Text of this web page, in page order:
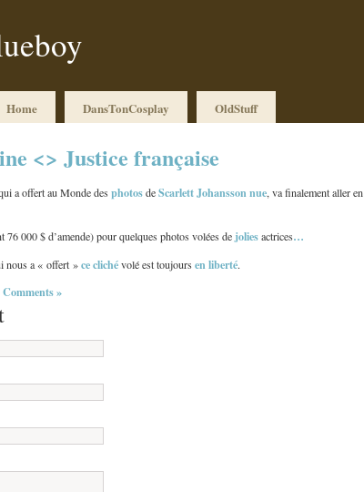
Home DansTonCosplay OldStuff
<> Justice française
a offert au Monde desphotosdeScarlett Johansson nue, va finalement aller en
76 000 $ d’amende) pour quelques photos volées de joliesactrices…
nous a « offert »ce clichévolé est toujoursen liberté.
»